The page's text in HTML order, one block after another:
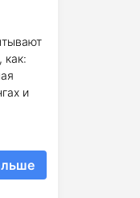
как:
и